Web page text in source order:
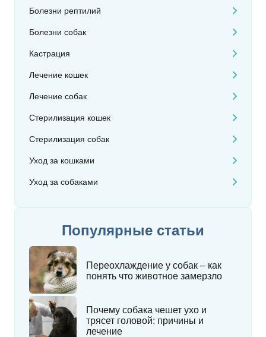
Болезни рептилий
Болезни собак
Кастрация
Лечение кошек
Лечение собак
Стерилизация кошек
Стерилизация собак
Уход за кошками
Уход за собаками
Популярные статьи
Переохлаждение у собак – как
понять что животное замерзло
Почему собака чешет ухо и
трясет головой: причины и
лечение